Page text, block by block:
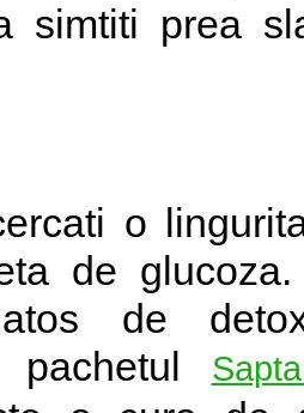
simtiti prea
o
de
de
pachetul